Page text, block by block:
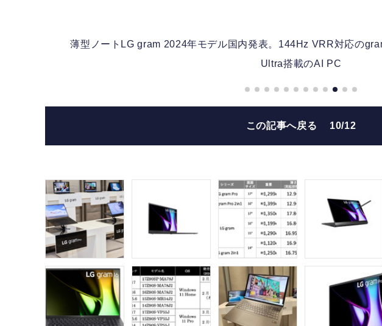
薄型ノートLG gram 2024年モデル国内発表。144Hz VRR対応の
Ultra搭載のAI PC
この記事へ戻る 10/12